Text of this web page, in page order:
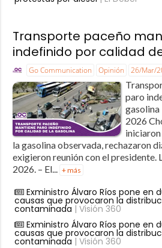
Transporte paceño
indefinido por calidad
Go Communication Opinión 26/Mar/
paro
gasolina
2026
la gasolina observada, rechazaron
exigieron reunión con el presidente.
2026. – El...
+ más
Exministro Álvaro Ríos pone en
causas que provocaron la
contaminada | Visión 360
Exministro Álvaro Ríos pone en
causas que provocaron la
contaminada | Visión 360